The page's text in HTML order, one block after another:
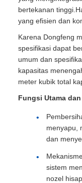
bertekanan
yang efisien dan
Karena Dongfeng
spesifikasi dapat
umum dan
kapasitas
meter kubik total
Fungsi Utama
menyapu,
dan
sistem
nozel